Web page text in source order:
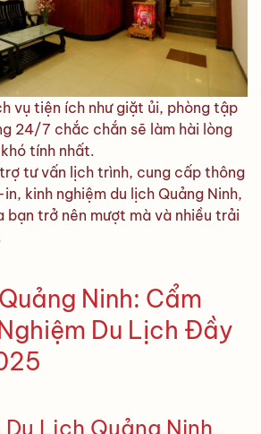
vụ tiện ích như giặt ủi, phòng tập
24/7 chắc chắn sẽ làm hài lòng
tính nhất.
tư vấn lịch trình, cung cấp thông
kinh nghiệm du lịch Quảng Ninh,
bạn trở nên mượt mà và nhiều trải
Ninh: Cẩm
Du Lịch Đầy
Lịch Quảng Ninh